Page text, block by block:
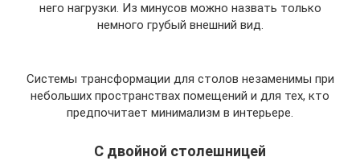
него нагрузки. Из минусов можно назвать только
немного грубый внешний вид.
Системы трансформации для столов незаменимы при
небольших пространствах помещений и для тех, кто
предпочитает минимализм в интерьере.
С двойной столешницей